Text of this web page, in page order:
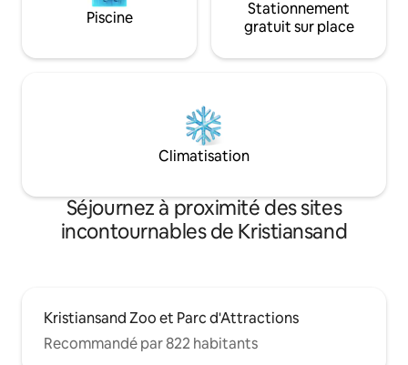
Piscine
Stationnement
gratuit sur place
Climatisation
Séjournez à proximité des sites
incontournables de Kristiansand
Kristiansand Zoo et Parc d'Attractions
Recommandé par 822 habitants